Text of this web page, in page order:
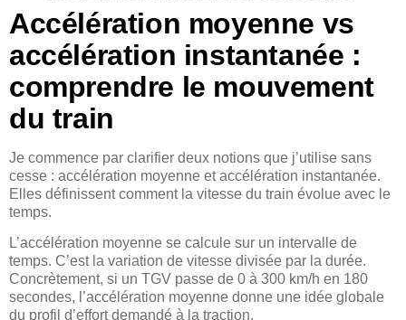
Accélération moyenne vs
accélération instantanée :
comprendre le mouvement
du train
Je commence par clarifier deux notions que j’utilise sans
cesse : accélération moyenne et accélération instantanée.
Elles définissent comment la vitesse du train évolue avec le
temps.
L’accélération moyenne se calcule sur un intervalle de
temps. C’est la variation de vitesse divisée par la durée.
Concrètement, si un TGV passe de 0 à 300 km/h en 180
secondes, l’accélération moyenne donne une idée globale
du profil d’effort demandé à la traction.